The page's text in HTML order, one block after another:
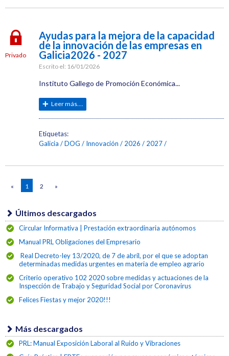
Privado
Ayudas para la mejora de la capacidad
de la innovación de las empresas en
Galicia2026 - 2027
Escrito el: 16/01/2026
Instituto Gallego de Promoción Económica...
Leer más....
Etiquetas:
Galicia
DOG Innovación 2026 2027
« 1 2 »
Últimos descargados
Circular Informativa | Prestación extraordinaria autónomos
Manual PRL Obligaciones del Empresario
Real Decreto-ley 13/2020, de 7 de abril, por el que se adoptan
determinadas medidas urgentes en materia de empleo agrario
Criterio operativo 102 2020 sobre medidas y actuaciones de la
Inspección de Trabajo y Seguridad Social por Coronavirus
Felices Fiestas y mejor 2020!!!
Más descargados
PRL: Manual Exposición Laboral al Ruido y Vibraciones